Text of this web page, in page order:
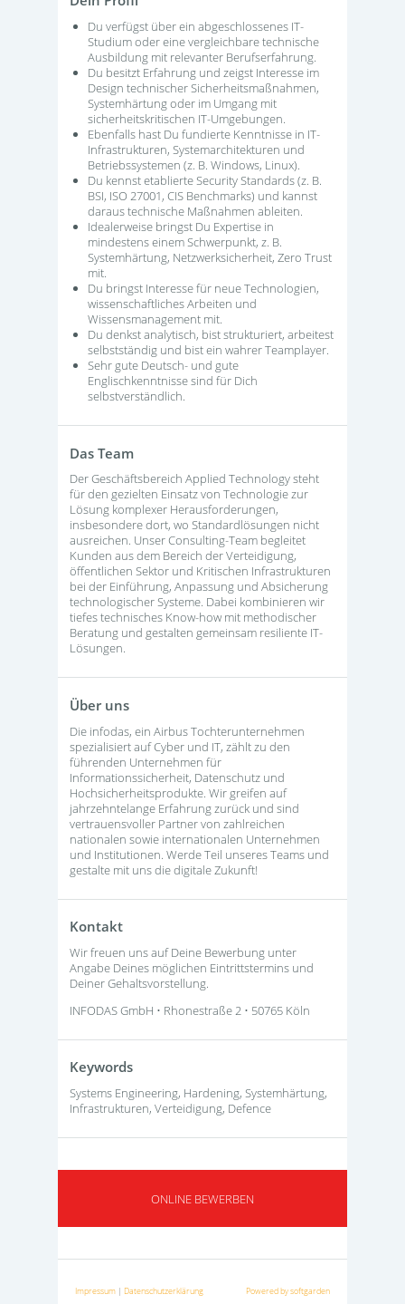
Du verfügst über ein abgeschlossenes IT-
Studium oder eine vergleichbare technische
Ausbildung mit relevanter Berufserfahrung.
Du besitzt Erfahrung und zeigst Interesse im
Design technischer Sicherheitsmaßnahmen,
Systemhärtung oder im Umgang mit
sicherheitskritischen IT-Umgebungen.
Ebenfalls hast Du fundierte Kenntnisse in IT-
Infrastrukturen, Systemarchitekturen und
Betriebssystemen (z. B. Windows, Linux).
Du kennst etablierte Security Standards (z. B.
BSI, ISO 27001, CIS Benchmarks) und kannst
daraus technische Maßnahmen ableiten.
Idealerweise bringst Du Expertise in
mindestens einem Schwerpunkt, z. B.
Systemhärtung, Netzwerksicherheit, Zero Trust
mit.
Du bringst Interesse für neue Technologien,
wissenschaftliches Arbeiten und
Wissensmanagement mit.
Du denkst analytisch, bist strukturiert, arbeitest
selbstständig und bist ein wahrer Teamplayer.
Sehr gute Deutsch- und gute
Englischkenntnisse sind für Dich
selbstverständlich.
Das Team
Der Geschäftsbereich Applied Technology steht
für den gezielten Einsatz von Technologie zur
Lösung komplexer Herausforderungen,
insbesondere dort, wo Standardlösungen nicht
ausreichen. Unser Consulting-Team begleitet
Kunden aus dem Bereich der Verteidigung,
öffentlichen Sektor und Kritischen Infrastrukturen
bei der Einführung, Anpassung und Absicherung
technologischer Systeme. Dabei kombinieren wir
tiefes technisches Know-how mit methodischer
Beratung und gestalten gemeinsam resiliente IT-
Lösungen.
Über uns
Die infodas, ein Airbus Tochterunternehmen
spezialisiert auf Cyber und IT, zählt zu den
führenden Unternehmen für
Informationssicherheit, Datenschutz und
Hochsicherheitsprodukte. Wir greifen auf
jahrzehntelange Erfahrung zurück und sind
vertrauensvoller Partner von zahlreichen
nationalen sowie internationalen Unternehmen
und Institutionen. Werde Teil unseres Teams und
gestalte mit uns die digitale Zukunft!
Kontakt
Wir freuen uns auf Deine Bewerbung unter
Angabe Deines möglichen Eintrittstermins und
Deiner Gehaltsvorstellung.
INFODAS GmbH • Rhonestraße 2 • 50765 Köln
Keywords
Systems Engineering, Hardening, Systemhärtung,
Infrastrukturen, Verteidigung, Defence
ONLINE BEWERBEN
Impressum | Datenschutzerklärung Powered by softgarden